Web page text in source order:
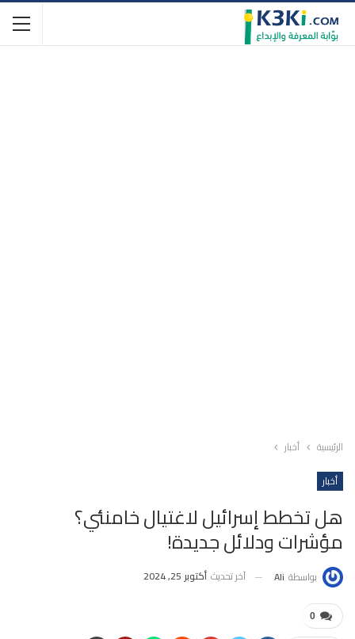
الرئيسية
أخبار
أخبار
هل تخطط إسرائيل لاغتيال خامنئي؟
مؤشرات ودلائل جديدة!
بواسطة Ali آخر تحديث أكتوبر 25, 2024
0